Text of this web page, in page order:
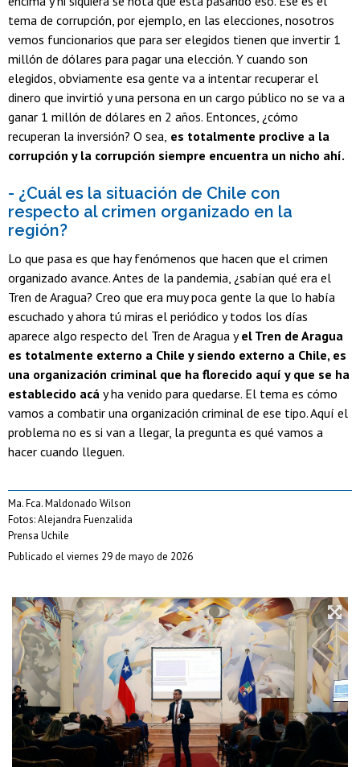
tema de corrupción, por ejemplo, en las elecciones, nosotros
vemos funcionarios que para ser elegidos tienen que invertir 1
millón de dólares para pagar una elección. Y cuando son
elegidos, obviamente esa gente va a intentar recuperar el
dinero que invirtió y una persona en un cargo público no se va a
ganar 1 millón de dólares en 2 años. Entonces, ¿cómo
recuperan la inversión? O sea, es totalmente proclive a la
corrupción y la corrupción siempre encuentra un nicho ahí.
- ¿Cuál es la situación de Chile con
respecto al crimen organizado en la
región?
Lo que pasa es que hay fenómenos que hacen que el crimen
organizado avance. Antes de la pandemia, ¿sabían qué era el
Tren de Aragua? Creo que era muy poca gente la que lo había
escuchado y ahora tú miras el periódico y todos los días
aparece algo respecto del Tren de Aragua yel Tren de Aragua
es totalmente externo a Chile y siendo externo a Chile, es
una organización criminal que ha florecido aquí y que se ha
establecido acá y ha venido para quedarse. El tema es cómo
vamos a combatir una organización criminal de ese tipo. Aquí el
problema no es si van a llegar, la pregunta es qué vamos a
hacer cuando lleguen.
Ma. Fca. Maldonado Wilson
Fotos: Alejandra Fuenzalida
Prensa Uchile
Publicado el viernes 29 de mayo de 2026